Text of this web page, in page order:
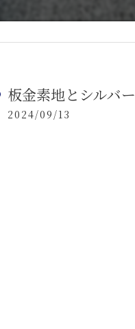
板金素地とシルバー
2024/09/13